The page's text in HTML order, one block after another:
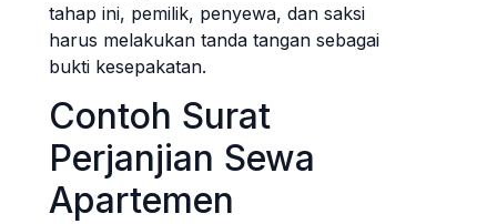
tahap ini, pemilik, penyewa, dan saksi
harus melakukan tanda tangan sebagai
bukti kesepakatan.
Contoh Surat
Perjanjian Sewa
Apartemen